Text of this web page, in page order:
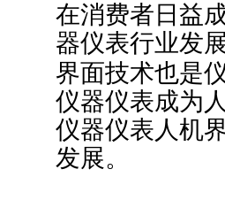
在消费者日益
器仪表行业发
界面技术也是
仪器仪表成为
仪器仪表人机
发展。